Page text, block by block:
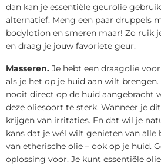
dan kan je essentiële geurolie
alternatief. Meng een paar druppels
bodylotion en smeren maar! Zo ruik
en draag je jouw favoriete geur.
Masseren. Je hebt een draagolie
als je het op je huid aan wilt
nooit direct op de huid aangebracht
deze oliesoort te sterk. Wanneer je
krijgen van irritaties. En dat wil je
kans dat je wél wilt genieten van alle
van etherische olie – ook op je huid.
oplossing voor. Je kunt essentiële